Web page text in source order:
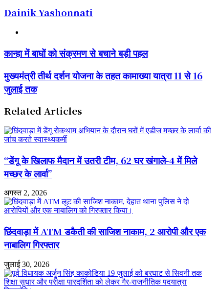
Dainik Yashonnati
कान्हा
में
को
संक्रमण
से
बड़ी
कान्हा में बाघों को संक्रमण से बचाने बड़ी पहल
मुख्यमंत्री
तीर्थ
दर्शन
के
तहत
कामाख्या
यात्रा
11
16
जुलाई
तक
मुख्यमंत्री तीर्थ दर्शन योजना के तहत कामाख्या यात्रा 11 से 16
जुलाई तक
Related Articles
“डेंगू के खिलाफ मैदान में उतरी टीम, 62 घर खंगाले-4 में मिले
मच्छर के लार्वा”
अगस्त 2, 2026
छिंदवाड़ा में ATM डकैती की साजिश नाकाम, 2 आरोपी और एक
नाबालिग गिरफ्तार
जुलाई 30, 2026